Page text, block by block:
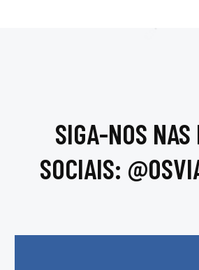
SIGA-NOS NAS
SOCIAIS: